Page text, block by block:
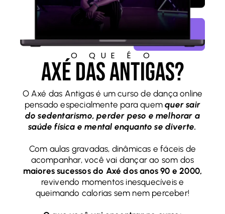
O QUE É O
Axé das Antigas?
O Axé das Antigas é um curso de dança online
pensado especialmente para quemquer sair
do sedentarismo, perder peso e melhorar a
saúde física e mental enquanto se diverte.
Com aulas gravadas, dinâmicas e fáceis de
acompanhar, você vai dançar ao som dos
maiores sucessos do Axé dos anos 90 e 2000,
revivendo momentos inesquecíveis e
queimando calorias sem nem perceber!